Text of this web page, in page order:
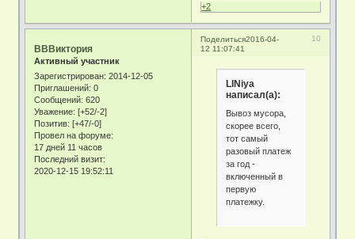
+2
Поделиться 10
2016-04-
12 11:07:41
ВВВиктория
Активный участник
Зарегистрирован: 2014-12-05
Приглашений: 0
Сообщений: 620
Уважение: [+52/-2]
Позитив: [+47/-0]
Провел на форуме:
17 дней 11 часов
Последний визит:
2020-12-15 19:52:11
LINiya
написал(а):
Вывоз мусора,
скорее всего,
тот самый
разовый платеж
за год -
включенный в
первую
платежку.